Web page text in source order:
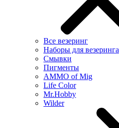
Все везеринг
Наборы для везеринга
Смывки
Пигменты
AMMO of Mig
Life Color
Mr.Hobby
Wilder